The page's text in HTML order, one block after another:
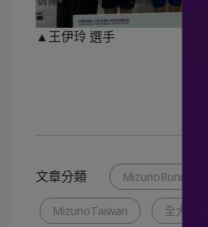
▲王伊玲 選手
文章分類 MizunoRunning
MizunoTaiwan 全大運